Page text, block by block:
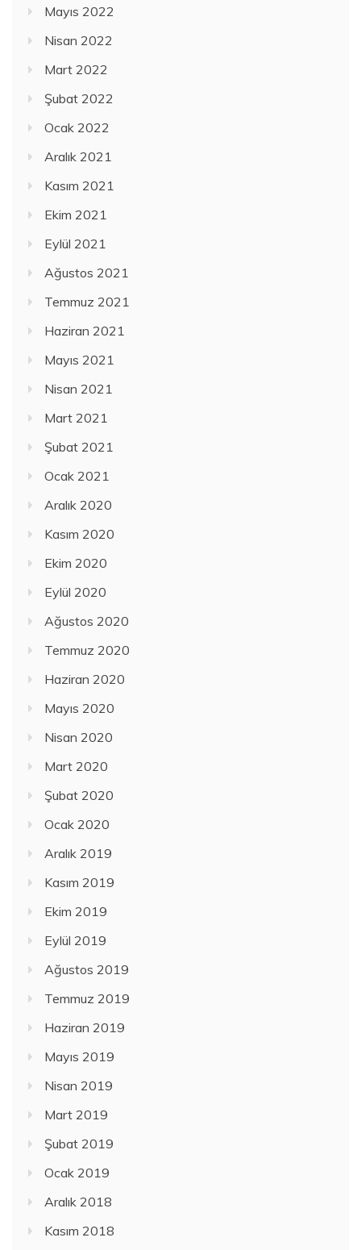
Mayıs 2022
Nisan 2022
Mart 2022
Şubat 2022
Ocak 2022
Aralık 2021
Kasım 2021
Ekim 2021
Eylül 2021
Ağustos 2021
Temmuz 2021
Haziran 2021
Mayıs 2021
Nisan 2021
Mart 2021
Şubat 2021
Ocak 2021
Aralık 2020
Kasım 2020
Ekim 2020
Eylül 2020
Ağustos 2020
Temmuz 2020
Haziran 2020
Mayıs 2020
Nisan 2020
Mart 2020
Şubat 2020
Ocak 2020
Aralık 2019
Kasım 2019
Ekim 2019
Eylül 2019
Ağustos 2019
Temmuz 2019
Haziran 2019
Mayıs 2019
Nisan 2019
Mart 2019
Şubat 2019
Ocak 2019
Aralık 2018
Kasım 2018